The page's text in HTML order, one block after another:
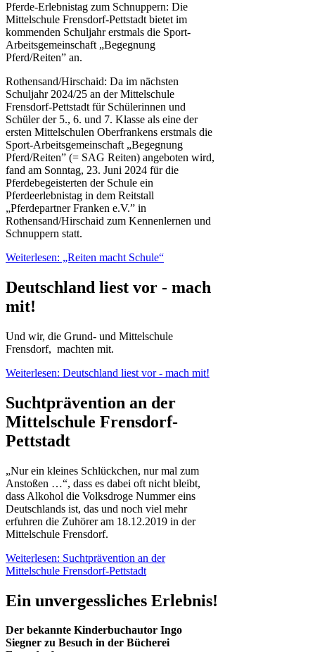
Pferde-Erlebnistag zum Schnuppern: Die
Mittelschule Frensdorf-Pettstadt bietet im
kommenden Schuljahr erstmals die Sport-
Arbeitsgemeinschaft „Begegnung
Pferd/Reiten” an.
Rothensand/Hirschaid: Da im nächsten
Schuljahr 2024/25 an der Mittelschule
Frensdorf-Pettstadt für Schülerinnen und
Schüler der 5., 6. und 7. Klasse als eine der
ersten Mittelschulen Oberfrankens erstmals die
Sport-Arbeitsgemeinschaft „Begegnung
Pferd/Reiten” (= SAG Reiten) angeboten wird,
fand am Sonntag, 23. Juni 2024 für die
Pferdebegeisterten der Schule ein
Pferdeerlebnistag in dem Reitstall
„Pferdepartner Franken e.V.” in
Rothensand/Hirschaid zum Kennenlernen und
Schnuppern statt.
Weiterlesen: „Reiten macht Schule“
Deutschland liest vor - mach
mit!
Und wir, die Grund- und Mittelschule
Frensdorf, machten mit.
Weiterlesen: Deutschland liest vor - mach mit!
Suchtprävention an der
Mittelschule Frensdorf-
Pettstadt
„Nur ein kleines Schlückchen, nur mal zum
Anstoßen …“, dass es dabei oft nicht bleibt,
dass Alkohol die Volksdroge Nummer eins
Deutschlands ist, das und noch viel mehr
erfuhren die Zuhörer am 18.12.2019 in der
Mittelschule Frensdorf.
Weiterlesen: Suchtprävention an der
Mittelschule Frensdorf-Pettstadt
Ein unvergessliches Erlebnis!
Der bekannte Kinderbuchautor Ingo
Siegner zu Besuch in der Bücherei